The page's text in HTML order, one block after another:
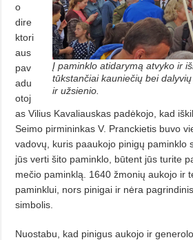
Į paminklo atidarymą atvyko ir
tūkstančiai kauniečių bei
ir užsienio.
o
dire
ktori
aus
pav
adu
otoj
as Vilius Kavaliauskas padėkojo, kad
Seimo pirmininkas V. Pranckietis buvo
vadovų, kuris paaukojo pinigų paminklo
jūs verti šito paminklo, būtent jūs turite
mečio paminklą. 1640 žmonių aukojo ir
paminklui, nors pinigai ir nėra
simbolis.
Nuostabu, kad pinigus aukojo ir